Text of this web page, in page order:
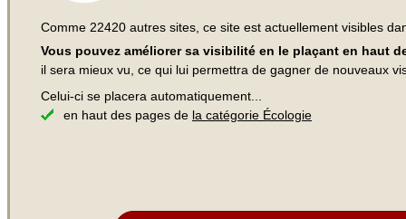
Comme 22420 autres sites, ce site est actuellement visibles
Vous pouvez améliorer sa visibilité en le plaçant en haut
il sera mieux vu, ce qui lui permettra de gagner de nouveaux
Celui-ci se placera automatiquement...
en haut des pages de la catégorie Écologie